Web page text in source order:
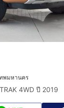
พมหานคร
4WD ปี 2019